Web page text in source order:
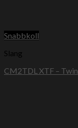
Snabbkoll
Slang
CM2TDL XTF –